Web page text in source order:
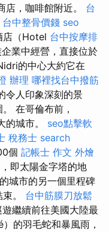
店，咖啡館附近。 台
台中整骨價錢 seo
店（Hotel 台中按摩排
業中經營，直接位於
的中心大約它在
辦理 哪裡找台中撥筋
令人印象深刻的景
在哥倫布前，
的城市。 seo點擊軟
稅務士 search
個 記帳士 作文 外燴
即太陽金字塔的地
城市的另一個里程碑
。 台中筋膜刀放鬆
繼續前往美國大陸最
的羽毛蛇和暴風雨，